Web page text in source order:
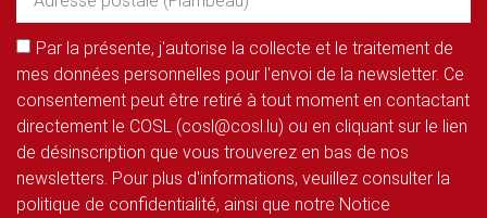
Par la présente, j'autorise la collecte et le traitement de
mes données personnelles pour l'envoi de la newsletter. Ce
consentement peut être retiré à tout moment en contactant
directement le COSL (cosl@cosl.lu) ou en cliquant sur le lien
de désinscription que vous trouverez en bas de nos
newsletters. Pour plus d'informations, veuillez consulter la
politique de confidentialité, ainsi que notre Notice